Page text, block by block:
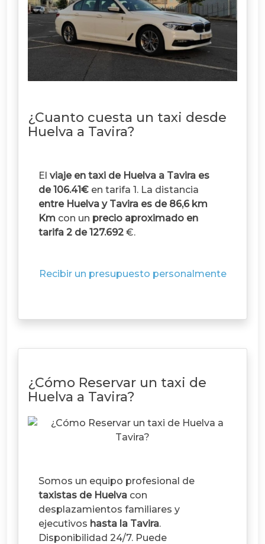
¿Cuanto cuesta un taxi desde
Huelva a Tavira?
El viaje en taxi de Huelva a Tavira es
de 106.41€ en tarifa 1. La distancia
entre Huelva y Tavira es de 86,6 km
Km con un precio aproximado en
tarifa 2 de 127.692 €.
Recibir un presupuesto personalmente
¿Cómo Reservar un taxi de
Huelva a Tavira?
Somos un equipo profesional de
taxistas de Huelva con
desplazamientos familiares y
ejecutivos hasta la Tavira.
Disponibilidad 24/7. Puede